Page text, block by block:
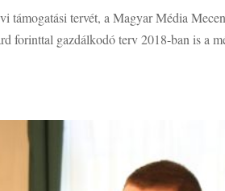
támogatási tervét, a Magyar Média
forinttal gazdálkodó terv 2018-ban is a